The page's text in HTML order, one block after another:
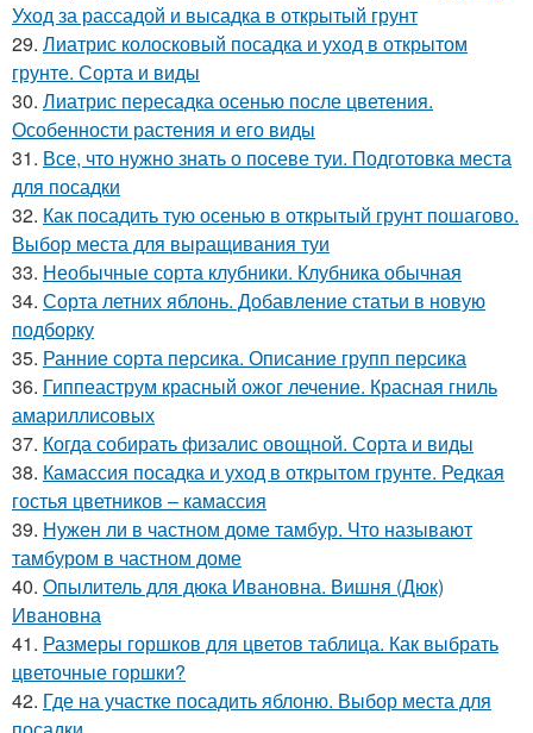
Уход за рассадой и высадка в открытый грунт
29. Лиатрис колосковый посадка и уход в открытом
грунте. Сорта и виды
30. Лиатрис пересадка осенью после цветения.
Особенности растения и его виды
31. Все, что нужно знать о посеве туи. Подготовка места
для посадки
32. Как посадить тую осенью в открытый грунт пошагово.
Выбор места для выращивания туи
33. Необычные сорта клубники. Клубника обычная
34. Сорта летних яблонь. Добавление статьи в новую
подборку
35. Ранние сорта персика. Описание групп персика
36. Гиппеаструм красный ожог лечение. Красная гниль
амариллисовых
37. Когда собирать физалис овощной. Сорта и виды
38. Камассия посадка и уход в открытом грунте. Редкая
гостья цветников – камассия
39. Нужен ли в частном доме тамбур. Что называют
тамбуром в частном доме
40. Опылитель для дюка Ивановна. Вишня (Дюк)
Ивановна
41. Размеры горшков для цветов таблица. Как выбрать
цветочные горшки?
42. Где на участке посадить яблоню. Выбор места для